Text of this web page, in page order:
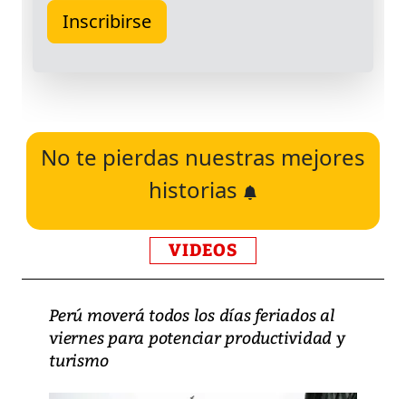
No te pierdas nuestras mejores
historias
VIDEOS
Perú moverá todos los días feriados al
viernes para potenciar productividad y
turismo